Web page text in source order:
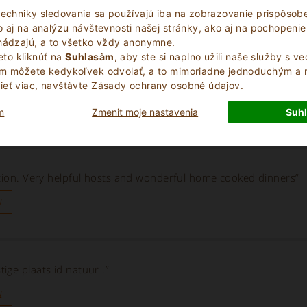
sledovania sa používajú iba na zobrazovanie
aj na analýzu návštevnosti našej stránky, ako aj na
a to všetko vždy anonymne.
kliknúť naSuhlasàm, aby ste si naplno užili naše služby s
môžete kedykoľvek odvolať, a to mimoriadne jednoduchým a
viac, navštà­vteZásady ochrany osobné údajov.
Zmenit moje nastavenia
Very helpful hosts and wonderful home cooked dinners”
plaats id natuur .”